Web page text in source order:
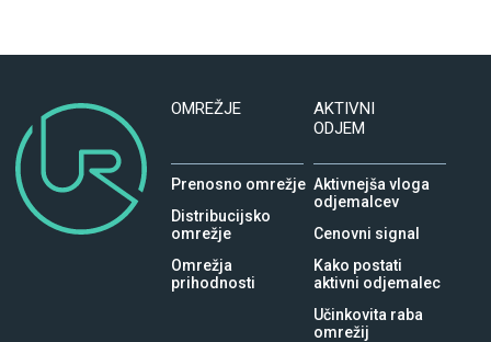
OMREŽJE
Prenosno omrežje
Distribucijsko
omrežje
Omrežja
prihodnosti
AKTIVNI
ODJEM
Aktivnejša vloga
odjemalcev
Cenovni signal
Kako postati
aktivni odjemalec
Učinkovita raba
omrežij